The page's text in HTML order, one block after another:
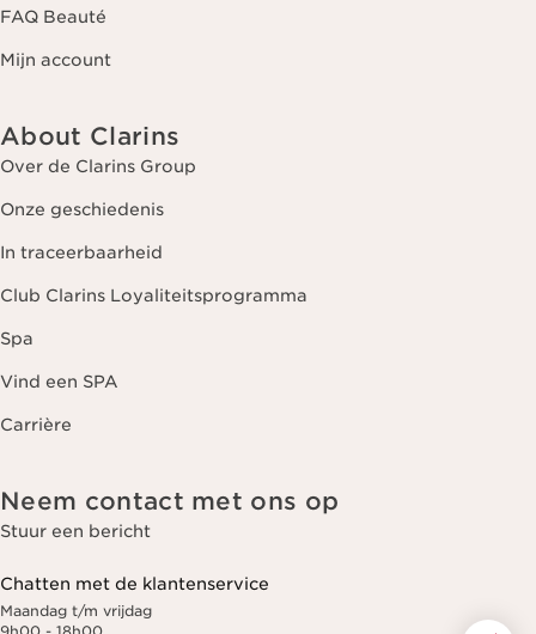
FAQ Beauté
Mijn account
About Clarins
Over de Clarins Group
Onze geschiedenis
In traceerbaarheid
Club Clarins Loyaliteitsprogramma
Spa
Vind een SPA
Carrière
Neem contact met ons op
Stuur een bericht
Chatten met de klantenservice
Maandag t/m vrijdag